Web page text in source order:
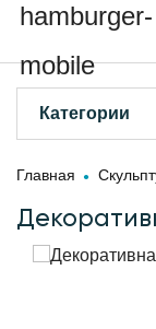
Категории
Главная